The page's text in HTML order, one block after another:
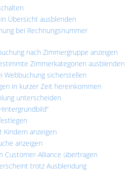
Übersicht ausblenden
bei Rechnungsnummer
nach Zimmergruppe anzeigen
Zimmerkategorien ausblenden
Webbuchung sicherstellen
in kurzer Zeit hereinkommen
unterscheiden
Kindern anzeigen
anzeigen
Customer-Alliance übertragen
trotz Ausblendung